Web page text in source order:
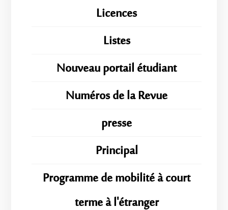
Licences
Listes
Nouveau portail étudiant
Numéros de la Revue
presse
Principal
Programme de mobilité à court
terme à l'étranger